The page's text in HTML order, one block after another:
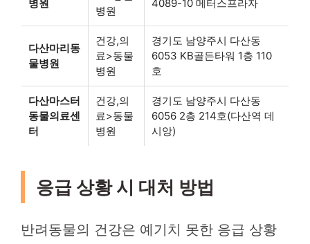
병원
병원
4089-10 메터스프라자
다산마리동
물병원
건강,의
료>동물
병원
경기도 남양주시 다산동
6053 KB골든타워 1층 110
호
다산마스터
동물의료센
터
건강,의
료>동물
병원
경기도 남양주시 다산동
6056 2층 214호(다산역 데
시앙)
응급 상황 시 대처 방법
반려동물의 건강은 예기치 못한 응급 상황